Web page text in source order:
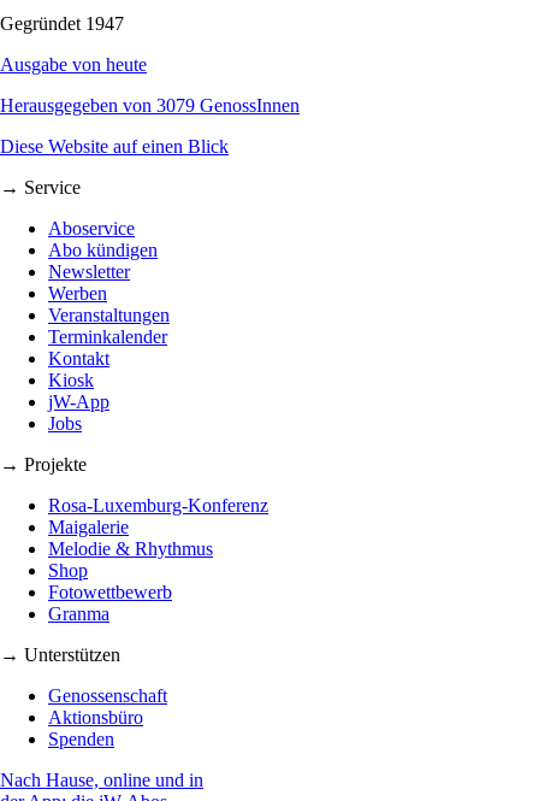
Gegründet 1947
Ausgabe von heute
Herausgegeben von 3079 GenossInnen
Diese Website auf einen Blick
→ Service
Aboservice
Abo kündigen
Newsletter
Werben
Veranstaltungen
Terminkalender
Kontakt
Kiosk
jW-App
Jobs
→ Projekte
Rosa-Luxemburg-Konferenz
Maigalerie
Melodie & Rhythmus
Shop
Fotowettbewerb
Granma
→ Unterstützen
Genossenschaft
Aktionsbüro
Spenden
Nach Hause, online und in